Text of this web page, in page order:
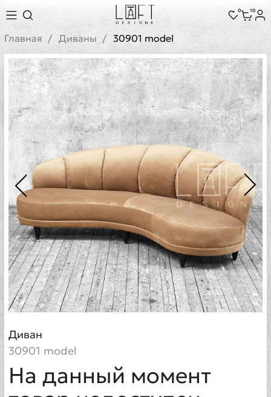
0 10
Главная Диваны 30901 model
Диван
30901 model
На данный момент